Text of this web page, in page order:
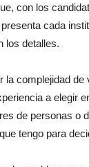
con los
cada
los detalles.
la complejidad
a elegir
de personas o
tengo para